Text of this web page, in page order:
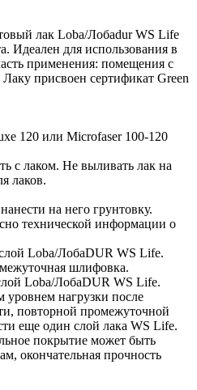
лак Loba/Лобаdur WS Life
Идеален для использования в
применения: помещения с
присвоен сертификат Green
120 или Microfaser 100-120
с лаком. Не выливать лак на
лаков.
на него грунтовку.
технической информации о
Loba/ЛобаDUR WS Life.
шлифовка.
Loba/ЛобаDUR WS Life.
уровнем нагрузки после
повторной промежуточной
еще один слой лака WS Life.
покрытие может быть
окончательная прочность